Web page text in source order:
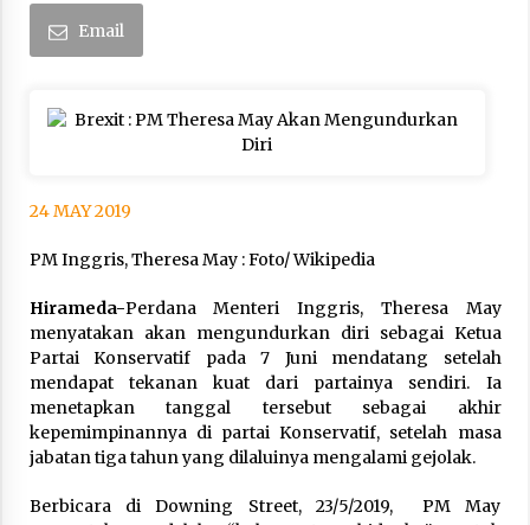
April 23, 2026
antara Pegawasan dan Pembongkaran : Apa
saja Skenario yang Mungkin Terjadi ?
February 7, 2026
Kalkulasi Dampak ‘’Serangan Militer’’ AS ke
Iran dan Penolakan Arab Saudi
February 6, 2026
Dirjen Bina Penyelenggaraan Haji Tegaskan
Email
24 MAY 2019
PM Inggris, Theresa May : Foto/ Wikipedia
Hirameda-Perdana Menteri Inggris, Theresa May
menyatakan akan mengundurkan diri sebagai Ketua
Partai Konservatif pada 7 Juni mendatang setelah
mendapat tekanan kuat dari partainya sendiri. Ia
menetapkan tanggal tersebut sebagai akhir
kepemimpinannya di partai Konservatif, setelah masa
jabatan tiga tahun yang dilaluinya mengalami gejolak.
Berbicara di Downing Street, 23/5/2019, PM May